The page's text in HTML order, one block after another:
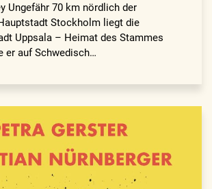
Ungefähr 70 km nördlich der
Stockholm liegt die
Uppsala – Heimat des Stammes
er auf Schwedisch…